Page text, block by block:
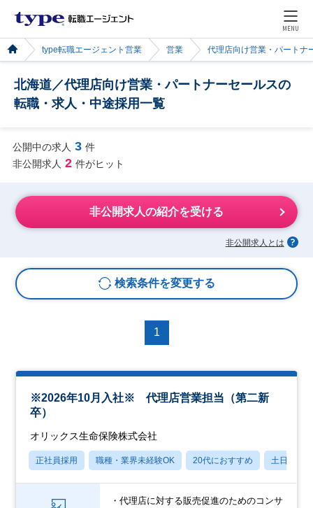
MENU
type転職エージェント営業 営業 代理店向け営業・パートナ
北海道／代理店向け営業・パートナーセールスの
転職・求人・中途採用一覧
公開中の求人 3 件
非公開求人 2 件がヒット
非公開求人の紹介を受ける
非公開求人とは
検索条件を変更する
1
※2026年10月入社※ 代理店営業担当（第二新
卒）
オリックス生命保険株式会社
正社員採用 職種・業界未経験OK 20代におすすめ 土日祝休み
・代理店に対する販売促進のためのコンサ